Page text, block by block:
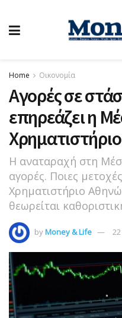
Home Οικονομία
Αγορές σε
επηρεάζει η
Η αναταραχή στη
αγορές. Ποιες
Χρηματιστήριο
θεωρείται
byMoney & Life